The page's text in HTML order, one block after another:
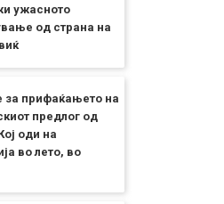
ужасното
од страна на
за прифаќањето на
предлог од
оди на
во лето, во